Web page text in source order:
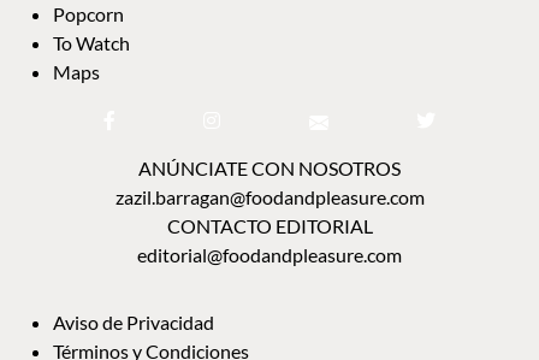
Popcorn
To Watch
Maps
ANÚNCIATE CON NOSOTROS
zazil.barragan@foodandpleasure.com
CONTACTO EDITORIAL
editorial@foodandpleasure.com
Aviso de Privacidad
Términos y Condiciones